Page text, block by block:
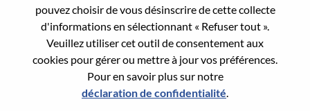
pouvez choisir de vous désinscrire de cette collecte
d'informations en sélectionnant « Refuser tout ».
Veuillez utiliser cet outil de consentement aux
cookies pour gérer ou mettre à jour vos préférences.
Pour en savoir plus sur notre
déclaration de confidentialité.
Reset password with your e-mail
E-mail*
Continue